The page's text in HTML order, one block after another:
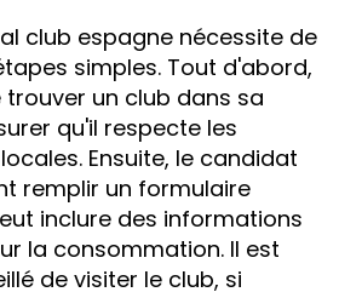
club espagne nécessite de
simples. Tout d'abord,
trouver un club dans sa
qu'il respecte les
Ensuite, le candidat
remplir un formulaire
inclure des informations
la consommation. Il est
de visiter le club, si